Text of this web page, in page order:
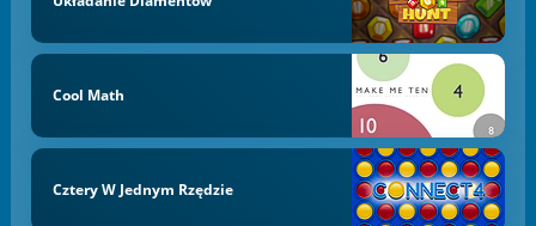
Cool Math
Cztery W Jednym Rzędzie